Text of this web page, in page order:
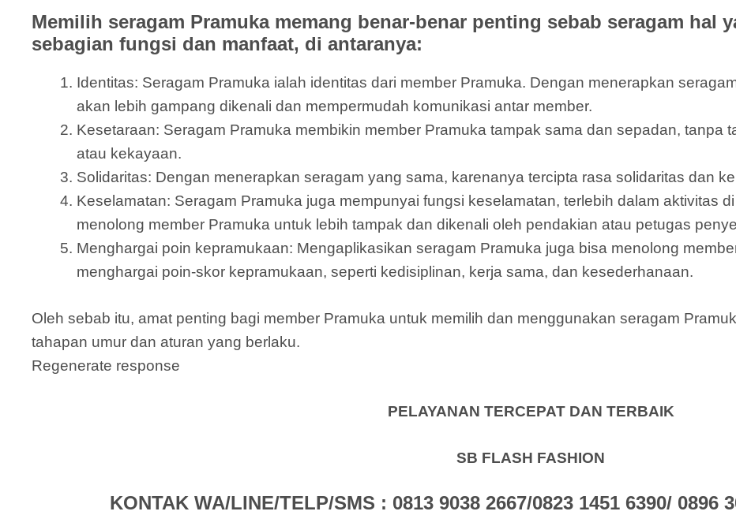
Memilih seragam Pramuka memang benar-benar penting sebab seragam hal
sebagian fungsi dan manfaat, di antaranya:
Identitas: Seragam Pramuka ialah identitas dari member Pramuka. Dengan menerapkan
akan lebih gampang dikenali dan mempermudah komunikasi antar member.
Kesetaraan: Seragam Pramuka membikin member Pramuka tampak sama dan sepadan, tanpa
atau kekayaan.
Solidaritas: Dengan menerapkan seragam yang sama, karenanya tercipta rasa solidaritas dan
Keselamatan: Seragam Pramuka juga mempunyai fungsi keselamatan, terlebih dalam aktivitas
menolong member Pramuka untuk lebih tampak dan dikenali oleh pendakian atau petugas
Menghargai poin kepramukaan: Mengaplikasikan seragam Pramuka juga bisa menolong
menghargai poin-skor kepramukaan, seperti kedisiplinan, kerja sama, dan kesederhanaan.
Oleh sebab itu, amat penting bagi member Pramuka untuk memilih dan menggunakan seragam
tahapan umur dan aturan yang berlaku.
Regenerate response
PELAYANAN TERCEPAT DAN TERBAIK
SB FLASH FASHION
KONTAK WA/LINE/TELP/SMS : 0813 9038 2667/0823 1451 6390/ 0896